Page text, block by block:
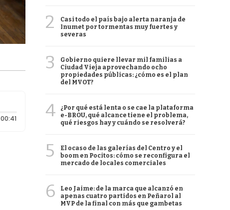
00:41Duración: 41 segundos
2
Casi todo el país bajo alerta naranja de
Inumet por tormentas muy fuertes y
severas
3
Gobierno quiere llevar mil familias a
Ciudad Vieja aprovechando ocho
propiedades públicas: ¿cómo es el plan
del MVOT?
4
¿Por qué está lenta o se cae la plataforma
e-BROU, qué alcance tiene el problema,
qué riesgos hay y cuándo se resolverá?
5
El ocaso de las galerías del Centro y el
boom en Pocitos: cómo se reconfigura el
mercado de locales comerciales
6
Leo Jaime: de la marca que alcanzó en
apenas cuatro partidos en Peñarol al
MVP de la final con más que gambetas